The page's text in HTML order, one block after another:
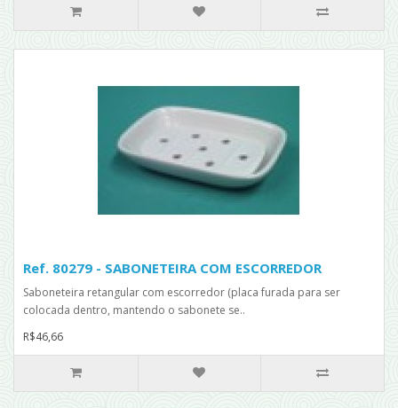
Ref. 80279 - SABONETEIRA COM ESCORREDOR
Saboneteira retangular com escorredor (placa furada para ser
colocada dentro, mantendo o sabonete se..
R$46,66